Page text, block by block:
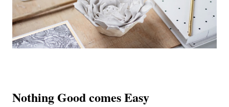
Nothing Good comes Easy